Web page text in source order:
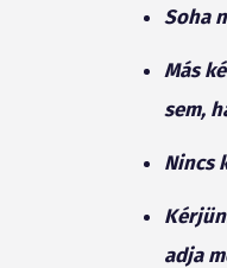
Soha
Más
sem,
Nincs
adja